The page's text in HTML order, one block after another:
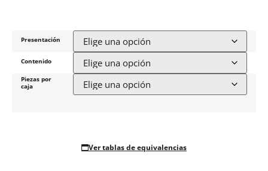
Presentación
Contenido
Piezas por
caja
Ver tablas de equivalencias